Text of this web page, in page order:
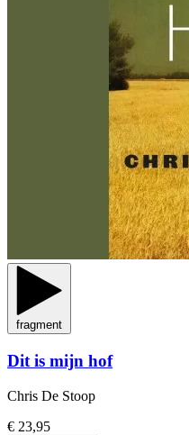
fragment
Dit is mijn hof
Chris De Stoop
€ 23,95